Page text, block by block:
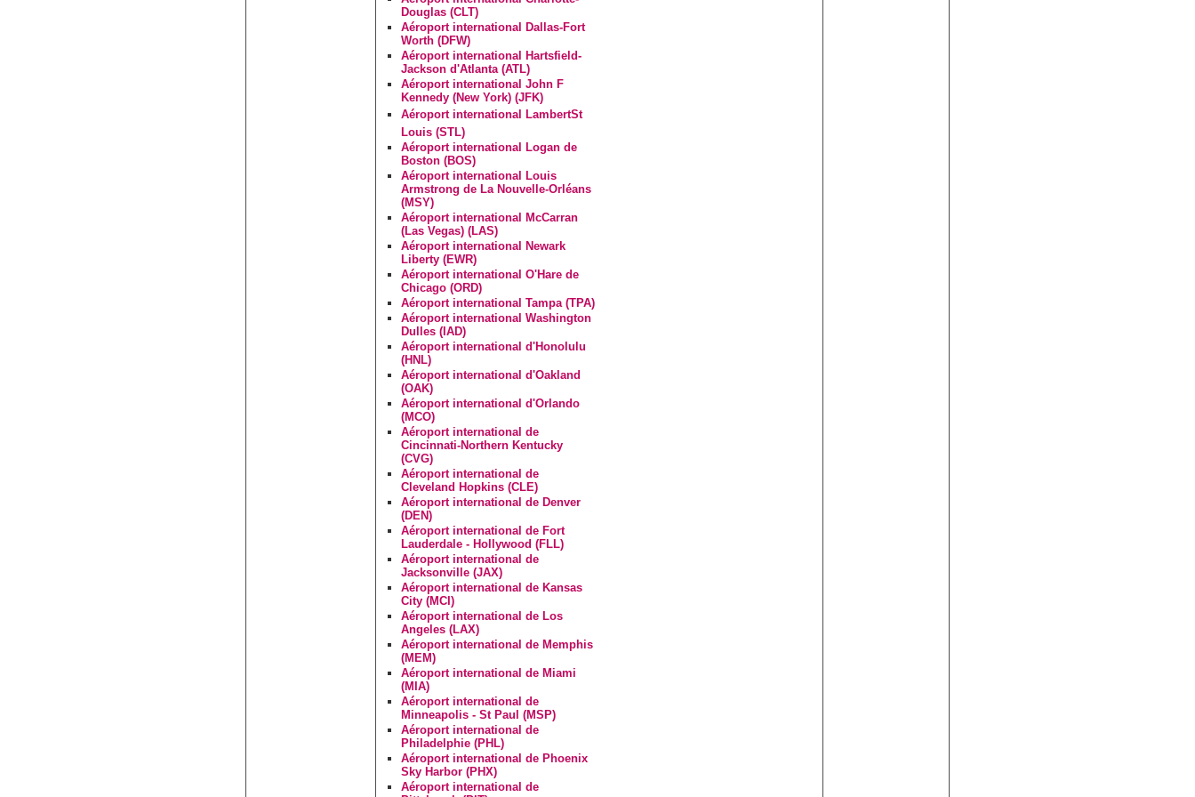
Douglas (CLT)
Aéroport international Dallas-Fort
Worth (DFW)
Aéroport international Hartsfield-
Jackson d'Atlanta (ATL)
Aéroport international John F
Kennedy (New York) (JFK)
Aéroport international LambertSt
Louis (STL)
Aéroport international Logan de
Boston (BOS)
Aéroport international Louis
Armstrong de La Nouvelle-Orléans
(MSY)
Aéroport international McCarran
(Las Vegas) (LAS)
Aéroport international Newark
Liberty (EWR)
Aéroport international O'Hare de
Chicago (ORD)
Aéroport international Tampa (TPA)
Aéroport international Washington
Dulles (IAD)
Aéroport international d'Honolulu
(HNL)
Aéroport international d'Oakland
(OAK)
Aéroport international d'Orlando
(MCO)
Aéroport international de
Cincinnati-Northern Kentucky
(CVG)
Aéroport international de
Cleveland Hopkins (CLE)
Aéroport international de Denver
(DEN)
Aéroport international de Fort
Lauderdale - Hollywood (FLL)
Aéroport international de
Jacksonville (JAX)
Aéroport international de Kansas
City (MCI)
Aéroport international de Los
Angeles (LAX)
Aéroport international de Memphis
(MEM)
Aéroport international de Miami
(MIA)
Aéroport international de
Minneapolis - St Paul (MSP)
Aéroport international de
Philadelphie (PHL)
Aéroport international de Phoenix
Sky Harbor (PHX)
Aéroport international de